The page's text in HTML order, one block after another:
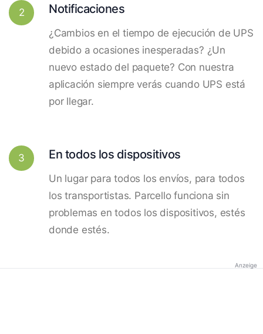
2 Notificaciones
¿Cambios en el tiempo de ejecución de UPS
debido a ocasiones inesperadas? ¿Un
nuevo estado del paquete? Con nuestra
aplicación siempre verás cuando UPS está
por llegar.
3 En todos los dispositivos
Un lugar para todos los envíos, para todos
los transportistas. Parcello funciona sin
problemas en todos los dispositivos, estés
donde estés.
Anzeige